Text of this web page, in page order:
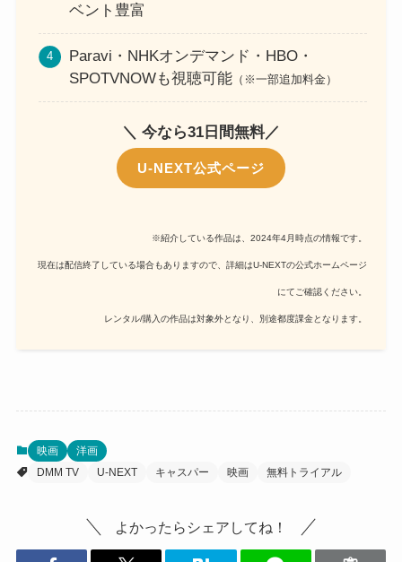
ベント豊富
Paravi・NHKオンデマンド・HBO・
SPOTVNOWも視聴可能 （※一部追加料金）
＼ 今なら31日間無料／
U-NEXT公式ページ
※紹介している作品は、2024年4月時点の情報です。
現在は配信終了している場合もありますので、詳細はU-NEXTの公式ホームページ
にてご確認ください。
レンタル/購入の作品は対象外となり、別途都度課金となります。
映画
洋画
DMM TV
U-NEXT キャスパー 映画 無料トライアル
よかったらシェアしてね！